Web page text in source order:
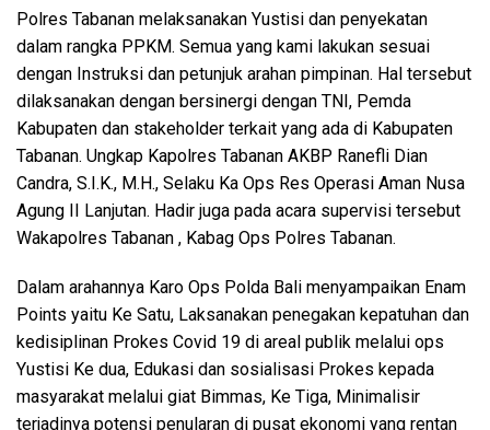
Polres Tabanan melaksanakan Yustisi dan penyekatan
dalam rangka PPKM. Semua yang kami lakukan sesuai
dengan Instruksi dan petunjuk arahan pimpinan. Hal tersebut
dilaksanakan dengan bersinergi dengan TNI, Pemda
Kabupaten dan stakeholder terkait yang ada di Kabupaten
Tabanan. Ungkap Kapolres Tabanan AKBP Ranefli Dian
Candra, S.I.K., M.H., Selaku Ka Ops Res Operasi Aman Nusa
Agung II Lanjutan. Hadir juga pada acara supervisi tersebut
Wakapolres Tabanan , Kabag Ops Polres Tabanan.
Dalam arahannya Karo Ops Polda Bali menyampaikan Enam
Points yaitu Ke Satu, Laksanakan penegakan kepatuhan dan
kedisiplinan Prokes Covid 19 di areal publik melalui ops
Yustisi Ke dua, Edukasi dan sosialisasi Prokes kepada
masyarakat melalui giat Bimmas, Ke Tiga, Minimalisir
terjadinya potensi penularan di pusat ekonomi yang rentan